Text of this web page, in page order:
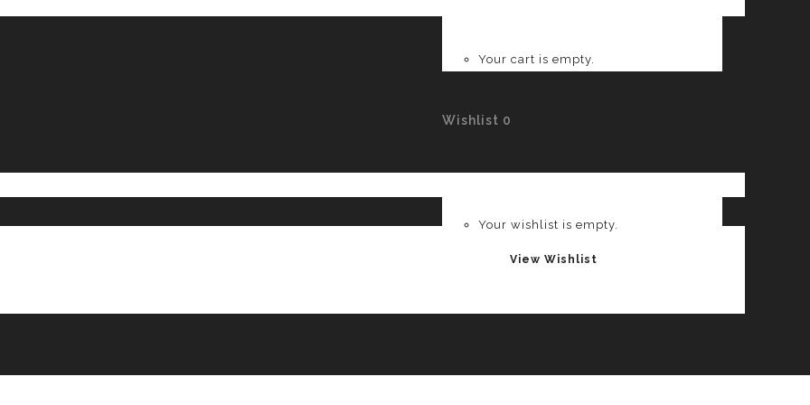
Your cart is empty.
Wishlist 0
Your wishlist is empty.
View Wishlist